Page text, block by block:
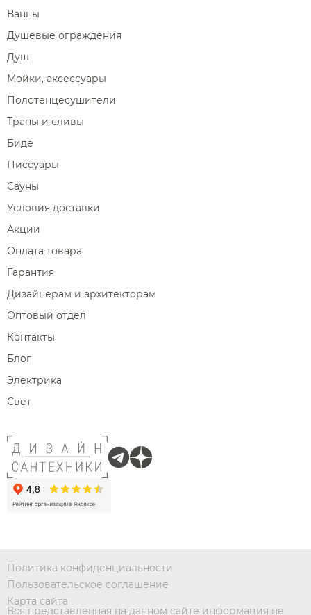
Ванны
Душевые ограждения
Душ
Мойки, аксессуары
Полотенцесушители
Трапы и сливы
Биде
Писсуары
Сауны
Условия доставки
Акции
Оплата товара
Гарантия
Дизайнерам и архитекторам
Оптовый отдел
Контакты
Блог
Электрика
Свет
Политика конфиденциальности
Пользовательское соглашение
Карта сайта
Вся представленная на данном сайте информация не